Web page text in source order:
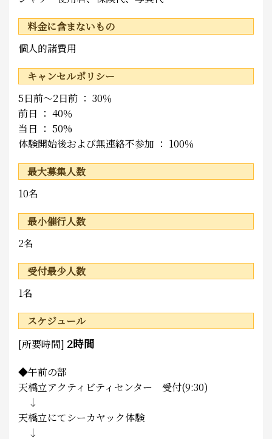
料金に含まないもの
個人的諸費用
キャンセルポリシー
5日前～2日前 ： 30％
前日 ： 40％
当日 ： 50%
体験開始後および無連絡不参加 ： 100％
最大募集人数
10名
最小催行人数
2名
受付最少人数
1名
スケジュール
[所要時間] 2時間
◆午前の部
天橋立アクティビティセンター 受付(9:30)
↓
天橋立にてシーカヤック体験
↓